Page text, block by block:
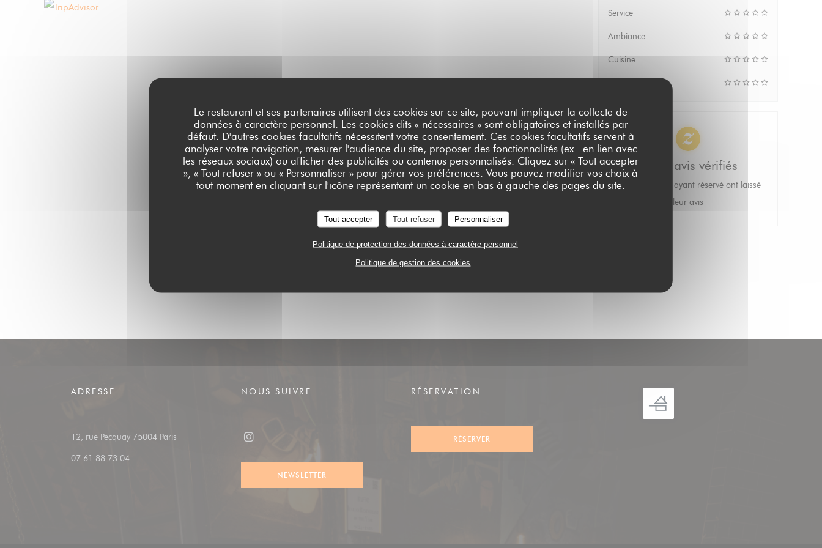
Le restaurant et ses partenaires utilisent des cookies sur ce site, pouvant impliquer la collecte de
données à caractère personnel. Les cookies dits « nécessaires » sont obligatoires et installés par
défaut. D'autres cookies facultatifs nécessitent votre consentement. Ces cookies facultatifs servent à
analyser votre navigation, mesurer l'audience du site, proposer des fonctionnalités (ex : en lien avec
les réseaux sociaux) ou afficher des publicités ou contenus personnalisés. Cliquez sur « Tout accepter
», « Tout refuser » ou « Personnaliser » pour gérer vos préférences. Vous pouvez modifier vos choix à
tout moment en cliquant sur l'icône représentant un cookie en bas à gauche des pages du site.
Tout accepter Tout refuser Personnaliser
Politique de protection des données à caractère personnel
Politique de gestion des cookies
Service
Ambiance
Cuisine
100% avis vérifiés
Seuls les clients ayant réservé ont laissé
leur avis
ADRESSE
12, rue Pecquay 75004 Paris((ouvre une nouvelle fenêtre))
07 61 88 73 04
NOUS SUIVRE
NEWSLETTER
RÉSERVATION
RÉSERVER
BAFFO